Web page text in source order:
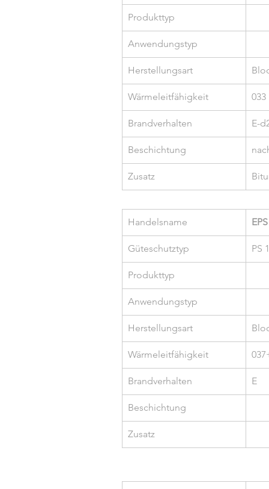
Produkttyp
Anwendungstyp
Herstellungsart
Wärmeleitfähigkeit 033
Brandverhalten E-
Beschichtung
Zusatz
Handelsname
Güteschutztyp PS
Produkttyp
Anwendungstyp
Herstellungsart
Wärmeleitfähigkeit
Brandverhalten E
Beschichtung
Zusatz